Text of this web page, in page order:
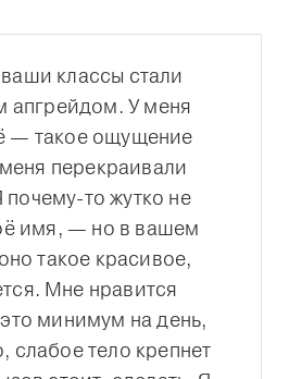
классы стали
апгрейдом. У меня
— такое ощущение
перекраивали
почему-то жутко не
имя, — но в вашем
такое красивое,
Мне нравится
минимум на день,
слабое тело крепнет